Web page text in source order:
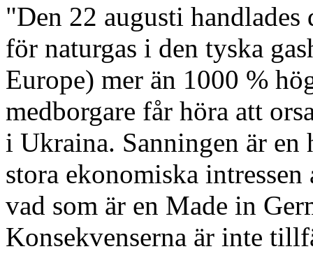
"Den 22 augusti handlades
för naturgas i den tyska
Europe) mer än 1000 %
medborgare får höra att
i Ukraina. Sanningen är
stora ekonomiska
vad som är en Made in
Konsekvenserna är inte